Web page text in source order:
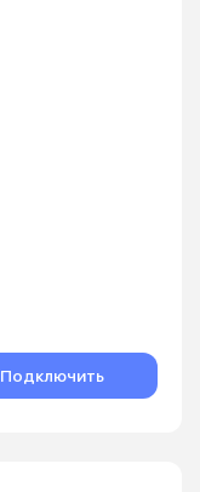
Подключить